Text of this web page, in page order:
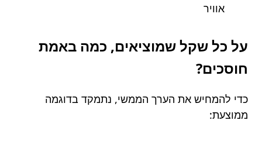
אוויר
על כל שקל שמוציאים, כמה באמת
חוסכים?
כדי להמחיש את הערך הממשי, נתמקד בדוגמה
ממוצעת: